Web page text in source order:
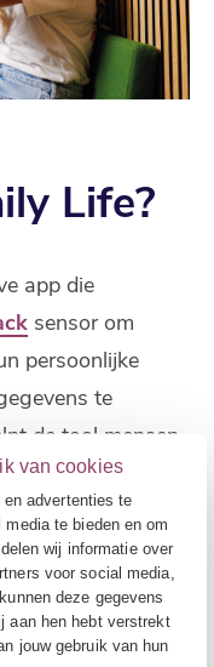
van cookies
advertenties te
te bieden en om
wij informatie over
voor social media,
deze gegevens
aan hen hebt verstrekt
jouw gebruik van hun
Life?
app die
sensor om
persoonlijke
te
de tool mensen
energie geven
om een
te
veerkracht,